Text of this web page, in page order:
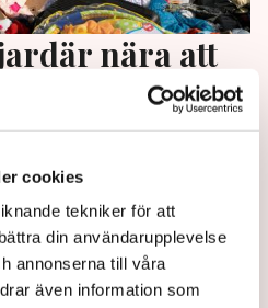
cookies
tekniker för att
din användarupplevelse
annonserna till våra
även information som
nära att
till UNHCR och Unicef
”Sannolikheten för
en miljard kronor, är